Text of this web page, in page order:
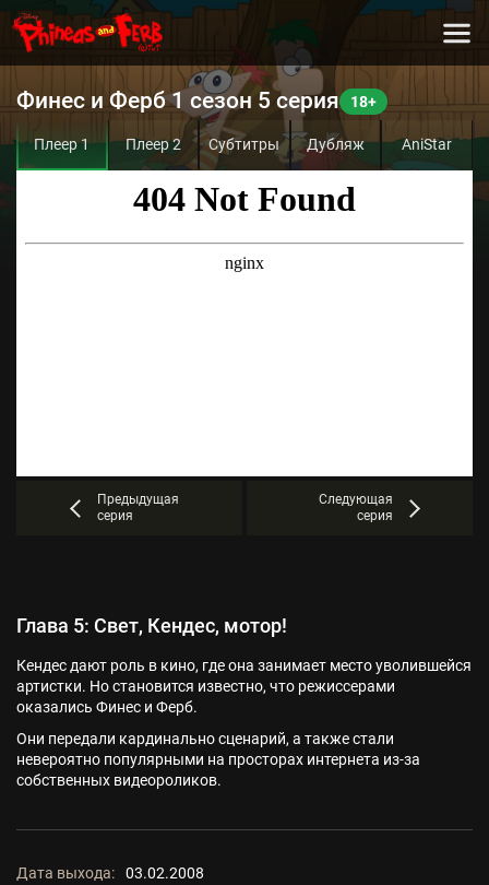
Финес и Ферб 1 сезон 5 серия
Плеер 1 Плеер 2 Субтитры Дубляж AniStar
Предыдущая
серия
Следующая
серия
Глава 5: Свет, Кендес, мотор!
Кендес дают роль в кино, где она занимает место уволившейся
артистки. Но становится известно, что режиссерами
оказались Финес и Ферб.
Они передали кардинально сценарий, а также стали
невероятно популярными на просторах интернета из-за
собственных видеороликов.
Дата выхода:
03.02.2008